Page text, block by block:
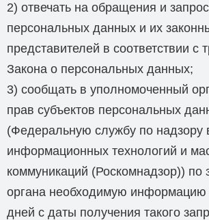
2) отвечать на обращения и
персональных данных и их
представителей в соответствии с
Закона о персональных данных;
3) сообщать в уполномоченный
прав субъектов персональных
(Федеральную службу по надзору
информационных технологий и
коммуникаций (Роскомнадзор)) по
органа необходимую информацию
дней с даты получения такого